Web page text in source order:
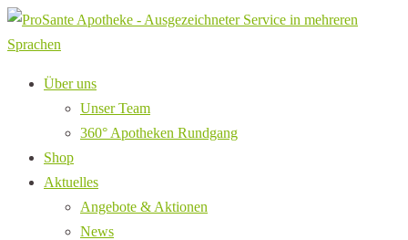
Über uns
Unser Team
360° Apotheken Rundgang
Shop
Aktuelles
Angebote & Aktionen
News